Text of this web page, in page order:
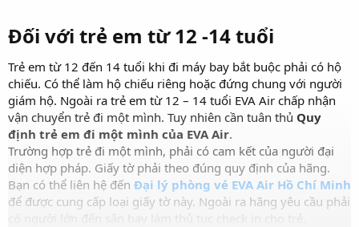
Đối với trẻ em từ 12 -14 tuổi
Trẻ em từ 12 đến 14 tuổi khi đi máy bay bắt buộc phải có hộ
chiếu. Có thể làm hộ chiếu riêng hoặc đứng chung với người
giám hộ. Ngoài ra trẻ em từ 12 – 14 tuổi EVA Air chấp nhận
vận chuyển trẻ đi một mình. Tuy nhiên cần tuân thủ Quy
định trẻ em đi một mình của EVA Air.
Trường hợp trẻ đi một mình, phải có cam kết của người đại
diện hợp pháp. Giấy tờ phải theo đúng quy định của hãng.
Bạn có thể liên hệ đến Đại lý phòng vé EVA Air Hồ Chí Minh
để được cung cấp loại giấy tờ này. Ngoài ra hãng yêu cầu phải
có người lớn đến sân bay làm thủ tục check in cho trẻ.